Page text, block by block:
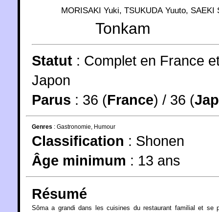
MORISAKI Yuki, TSUKUDA Yuuto, SAEKI
Tonkam
Statut : Complet en France
Japon
Parus : 36 (France) / 36 (
Genres : Gastronomie Humour
Classification : Shonen
Âge minimum : 13 ans
Résumé
Sôma a grandi dans les cuisines du restaurant familial et se